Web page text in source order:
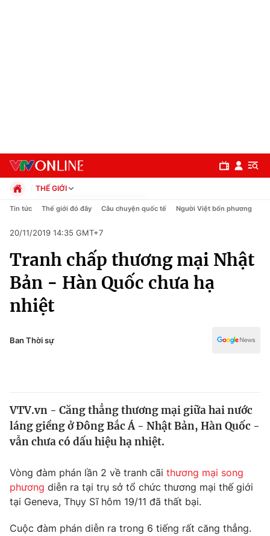
Chuyên mục
Chính trị
Xã hội
Pháp luật
Thế giới
Tin tức
Câu chuyện quốc tế
Kinh tế
Tài chính
Thị trường
Góc doanh nghiệp
Dữ liệu và đời sống
THẾ GIỚI
Chính trị
Pháp luật
Kinh tế
Thể thao
Truyền hình
Văn hóa - Giải trí
Y tế
Công nghệ
Tin tức Thế giới đó đây Câu chuyện quốc tế Người Việt bốn phương
20/11/2019 14:35 GMT+7
Tranh chấp thương mại Nhật
Bản - Hàn Quốc chưa hạ
nhiệt
Ban Thời sự
VTV.vn - Căng thẳng thương mại giữa hai nước
láng giềng ở Đông Bắc Á - Nhật Bản, Hàn Quốc -
vẫn chưa có dấu hiệu hạ nhiệt.
Vòng đàm phán lần 2 về tranh cãi thương mại song
phương diễn ra tại trụ sở tổ chức thương mại thế giới
tại Geneva, Thụy Sĩ hôm 19/11 đã thất bại.
Cuộc đàm phán diễn ra trong 6 tiếng rất căng thẳng.